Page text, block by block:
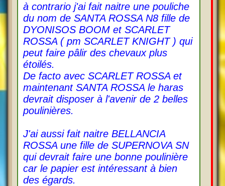
à contrario j'ai fait naitre une pouliche
du nom de SANTA ROSSA N8 fille de
DYONISOS BOOM et SCARLET
ROSSA ( pm SCARLET KNIGHT ) qui
peut faire pâlir des chevaux plus
étoilés.
De facto avec SCARLET ROSSA et
maintenant SANTA ROSSA le haras
devrait disposer à l'avenir de 2 belles
poulinières.
J'ai aussi fait naitre BELLANCIA
ROSSA une fille de SUPERNOVA SN
qui devrait faire une bonne poulinière
car le papier est intéressant à bien
des égards.